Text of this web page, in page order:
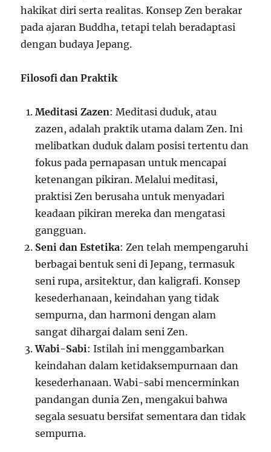
hakikat diri serta realitas. Konsep Zen berakar
pada ajaran Buddha, tetapi telah beradaptasi
dengan budaya Jepang.
Filosofi dan Praktik
Meditasi Zazen: Meditasi duduk, atau
zazen, adalah praktik utama dalam Zen. Ini
melibatkan duduk dalam posisi tertentu dan
fokus pada pernapasan untuk mencapai
ketenangan pikiran. Melalui meditasi,
praktisi Zen berusaha untuk menyadari
keadaan pikiran mereka dan mengatasi
gangguan.
Seni dan Estetika: Zen telah mempengaruhi
berbagai bentuk seni di Jepang, termasuk
seni rupa, arsitektur, dan kaligrafi. Konsep
kesederhanaan, keindahan yang tidak
sempurna, dan harmoni dengan alam
sangat dihargai dalam seni Zen.
Wabi-Sabi: Istilah ini menggambarkan
keindahan dalam ketidaksempurnaan dan
kesederhanaan. Wabi-sabi mencerminkan
pandangan dunia Zen, mengakui bahwa
segala sesuatu bersifat sementara dan tidak
sempurna.